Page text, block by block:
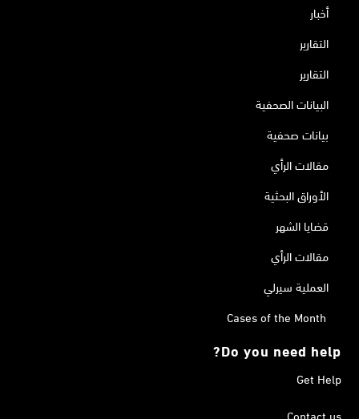
أخبار
التقارير
التقارير
البيانات الصحفية
بيانات صحفية
مقالات الرأي
الأوراق البحثية
قضايا الشهر
مقالات الرأي
العملية سيرلي
Cases of the Month
Do you need help?
Get Help